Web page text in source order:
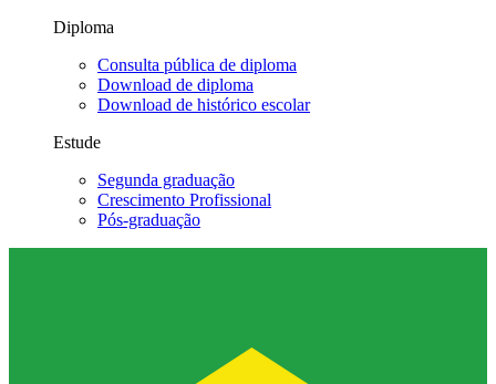
Diploma
Consulta pública de diploma
Download de diploma
Download de histórico escolar
Estude
Segunda graduação
Crescimento Profissional
Pós-graduação